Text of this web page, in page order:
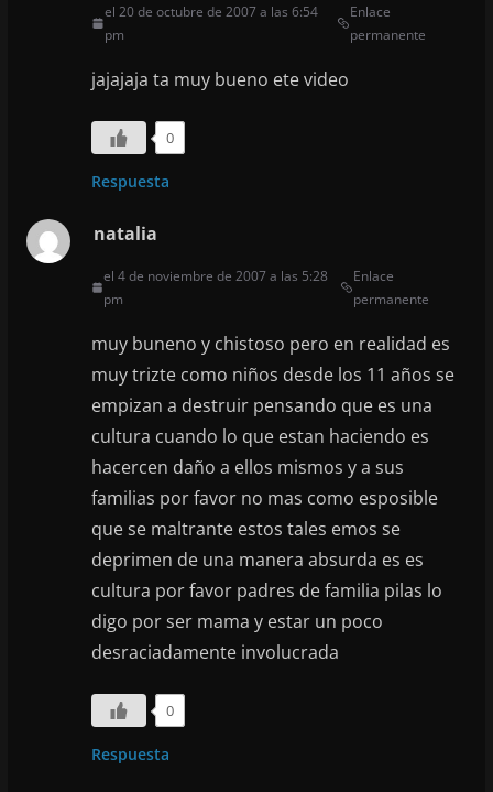
el 20 de octubre de 2007 a las 6:54
pm
Enlace
permanente
jajajaja ta muy bueno ete video
0
Respuesta
natalia
el 4 de noviembre de 2007 a las 5:28
pm
Enlace
permanente
muy buneno y chistoso pero en realidad es
muy trizte como niños desde los 11 años se
empizan a destruir pensando que es una
cultura cuando lo que estan haciendo es
hacercen daño a ellos mismos y a sus
familias por favor no mas como esposible
que se maltrante estos tales emos se
deprimen de una manera absurda es es
cultura por favor padres de familia pilas lo
digo por ser mama y estar un poco
desraciadamente involucrada
0
Respuesta